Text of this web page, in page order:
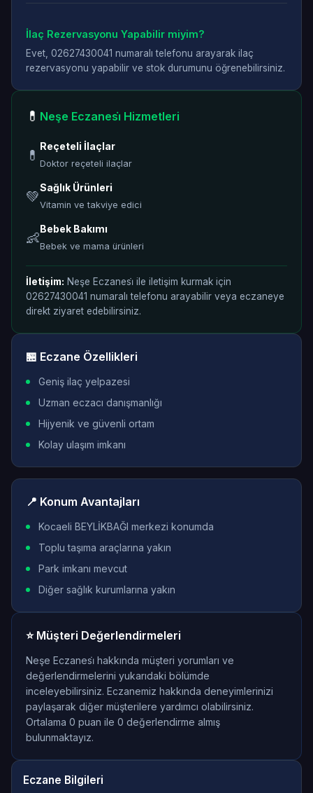
İlaç Rezervasyonu Yapabilir miyim?
Evet, 02627430041 numaralı telefonu arayarak ilaç
rezervasyonu yapabilir ve stok durumunu öğrenebilirsiniz.
💊 Neşe Eczanesi̇ Hizmetleri
💊
Reçeteli İlaçlar
Doktor reçeteli ilaçlar
💚
Sağlık Ürünleri
Vitamin ve takviye edici
👶
Bebek Bakımı
Bebek ve mama ürünleri
İletişim: Neşe Eczanesi̇ ile iletişim kurmak için
02627430041 numaralı telefonu arayabilir veya eczaneye
direkt ziyaret edebilirsiniz.
🏪 Eczane Özellikleri
Geniş ilaç yelpazesi
Uzman eczacı danışmanlığı
Hijyenik ve güvenli ortam
Kolay ulaşım imkanı
📍 Konum Avantajları
Kocaeli BEYLİKBAĞI merkezi konumda
Toplu taşıma araçlarına yakın
Park imkanı mevcut
Diğer sağlık kurumlarına yakın
⭐ Müşteri Değerlendirmeleri
Neşe Eczanesi̇ hakkında müşteri yorumları ve
değerlendirmelerini yukarıdaki bölümde
inceleyebilirsiniz. Eczanemiz hakkında deneyimlerinizi
paylaşarak diğer müşterilere yardımcı olabilirsiniz.
Ortalama 0 puan ile 0 değerlendirme almış
bulunmaktayız.
Eczane Bilgileri